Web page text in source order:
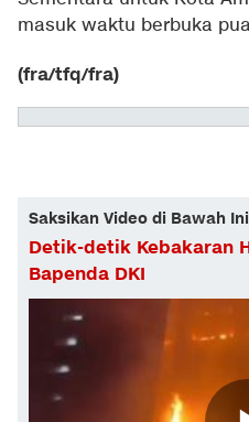
masuk waktu berbuka
(fra/tfq/fra)
Saksikan Video di Bawah
Detik-detik Kebakaran
Bapenda DKI